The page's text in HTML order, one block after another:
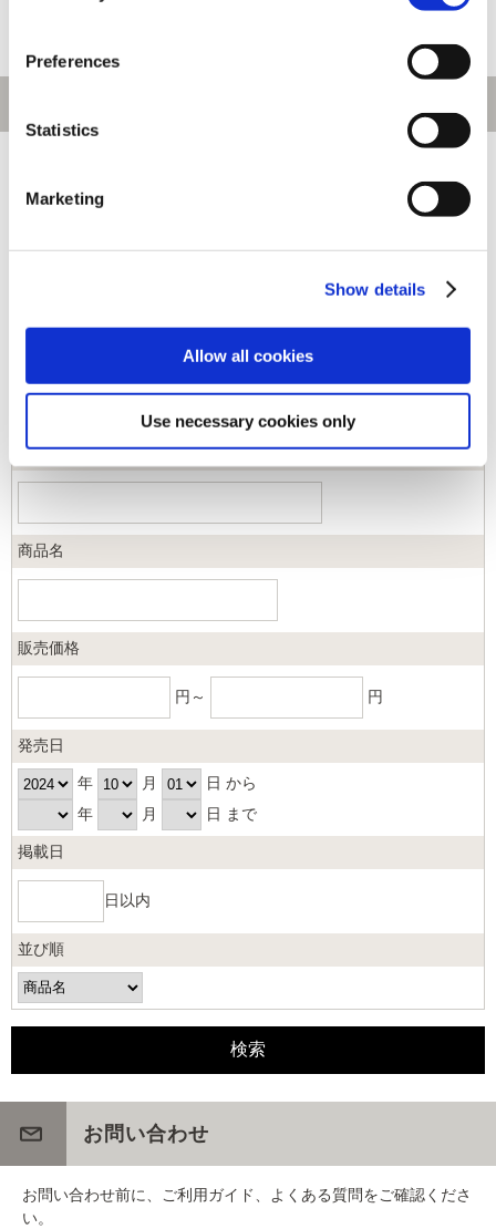
Preferences
Statistics
Marketing
Show details
Allow all cookies
Use necessary cookies only
ジャンル
商品コード
商品名
販売価格
円～ 円
発売日
年 月
日 から
年
月 日 まで
掲載日
日以内
並び順
お問い合わせ
お問い合わせ前に、ご利用ガイド、よくある質問をご確認くださ
い。